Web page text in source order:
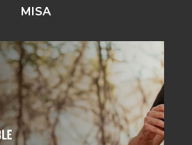
MISA